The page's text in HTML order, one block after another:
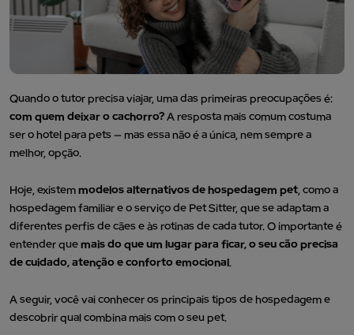
Quando o tutor precisa viajar, uma das primeiras preocupações é:
com quem deixar o cachorro?A resposta mais comum costuma
ser o hotel para pets — mas essa não é a única, nem sempre a
melhor, opção.
Hoje, existemmodelos alternativos de hospedagem pet, como a
hospedagem familiar e o serviço de Pet Sitter, que se adaptam a
diferentes perfis de cães e às rotinas de cada tutor. O importante é
entender quemais do que um lugar para ficar, o seu cão precisa
de cuidado, atenção e conforto emocional.
A seguir, você vai conhecer os principais tipos de hospedagem e
descobrir qual combina mais com o seu pet.